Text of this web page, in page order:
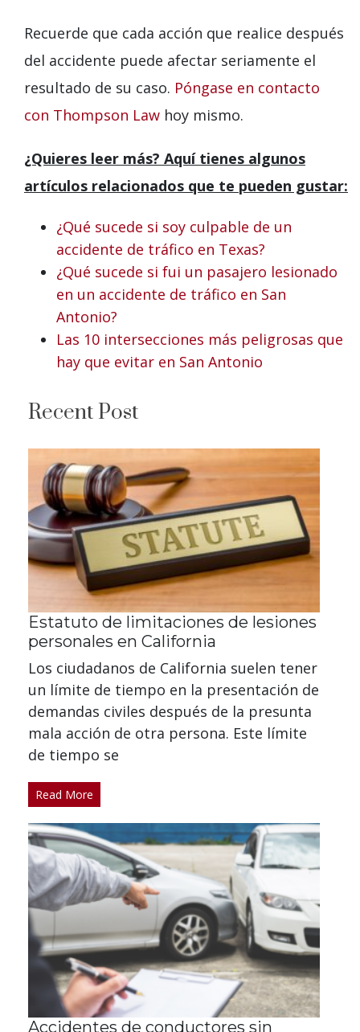
Recuerde que cada acción que realice después
del accidente puede afectar seriamente el
resultado de su caso. Póngase en contacto
con Thompson Law hoy mismo.
¿Quieres leer más? Aquí tienes algunos
artículos relacionados que te pueden gustar:
¿Qué sucede si soy culpable de un
accidente de tráfico en Texas?
¿Qué sucede si fui un pasajero lesionado
en un accidente de tráfico en San
Antonio?
Las 10 intersecciones más peligrosas que
hay que evitar en San Antonio
Recent Post
Estatuto de limitaciones de lesiones
personales en California
Los ciudadanos de California suelen tener
un límite de tiempo en la presentación de
demandas civiles después de la presunta
mala acción de otra persona. Este límite
de tiempo se
Read More
Accidentes de conductores sin